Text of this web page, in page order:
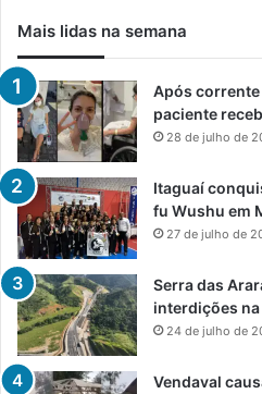
Mais lidas na semana
Após
paciente
28 de julho de
Itaguaí
fu Wushu em
27 de julho de
Serra das
interdições
24 de julho de
Vendaval